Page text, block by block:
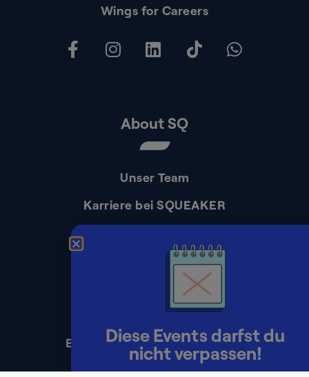
Wings for Careers
About SQ
Unser Team
Karriere bei SQUEAKER
Presse
Impressum
Datenschutz
Erklärung zur Barrierefreiheit
Diese Events darfst du
nicht verpassen!